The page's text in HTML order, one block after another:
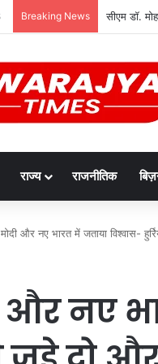
Breaking News सीएम डॉ.
राज्य राजनीतिक
और नए भारत में जताया विश्वास-
और नए